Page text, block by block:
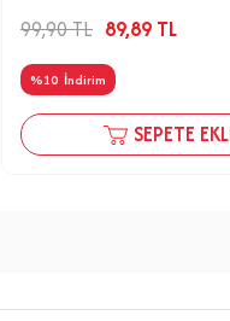
99,90TL 89,89 TL
%10 İndirim
SEPETE